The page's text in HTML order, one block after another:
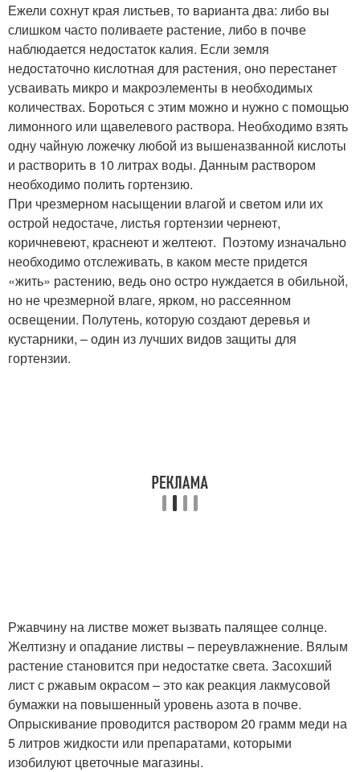
Ежели сохнут края листьев, то варианта два: либо вы
слишком часто поливаете растение, либо в почве
наблюдается недостаток калия. Если земля
недостаточно кислотная для растения, оно перестанет
усваивать микро и макроэлементы в необходимых
количествах. Бороться с этим можно и нужно с помощью
лимонного или щавелевого раствора. Необходимо взять
одну чайную ложечку любой из вышеназванной кислоты
и растворить в 10 литрах воды. Данным раствором
необходимо полить гортензию.
При чрезмерном насыщении влагой и светом или их
острой недостаче, листья гортензии чернеют,
коричневеют, краснеют и желтеют. Поэтому изначально
необходимо отслеживать, в каком месте придется
«жить» растению, ведь оно остро нуждается в обильной,
но не чрезмерной влаге, ярком, но рассеянном
освещении. Полутень, которую создают деревья и
кустарники, – один из лучших видов защиты для
гортензии.
Ржавчину на листве может вызвать палящее солнце.
Желтизну и опадание листвы – переувлажнение. Вялым
растение становится при недостатке света. Засохший
лист с ржавым окрасом – это как реакция лакмусовой
бумажки на повышенный уровень азота в почве.
Опрыскивание проводится раствором 20 грамм меди на
5 литров жидкости или препаратами, которыми
изобилуют цветочные магазины.